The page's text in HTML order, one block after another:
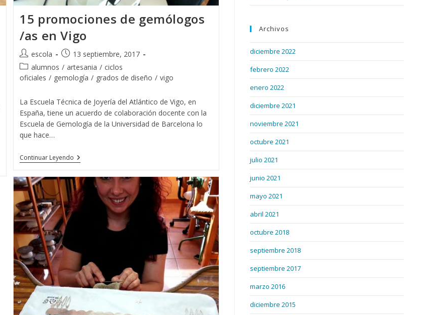
15 promociones de gemólogos
/as en Vigo
Autor
de
la
escola
Publicación
de
la
entrada:
13 septiembre, 2017
Categoría
de
entrada:
alumnos / artesania / ciclos
oficiales / gemología / grados de diseño / vigo
La Escuela Técnica de Joyería del Atlántico de Vigo, en
España, tiene un acuerdo de colaboración docente con la
Escuela de Gemología de la Universidad de Barcelona lo
que hace…
Continuar Leyendo 15
Promociones
Gemólogos
/as
En
Vigo
Archivos
diciembre 2022
febrero 2022
enero 2022
diciembre 2021
noviembre 2021
octubre 2021
julio 2021
junio 2021
mayo 2021
abril 2021
octubre 2018
septiembre 2018
septiembre 2017
marzo 2016
diciembre 2015